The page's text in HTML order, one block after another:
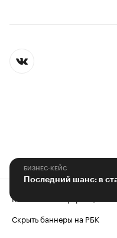
БИЗНЕС-КЕЙС
Контактная информация
Скрыть баннеры на РБК